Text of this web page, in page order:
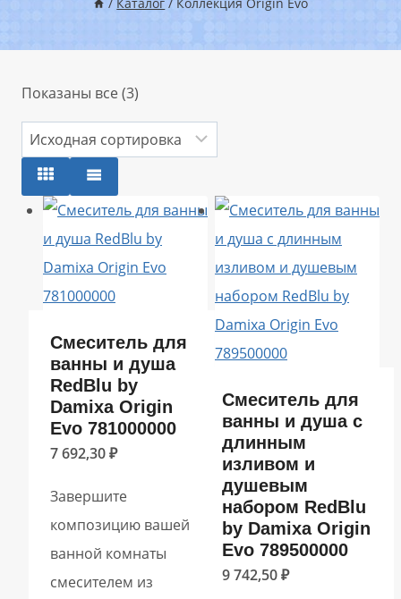
Показаны все (3)
Смеситель для
ванны и душа
RedBlu by
Damixa Origin
Evo 781000000
7 692,30₽
Завершите
композицию вашей
ванной комнаты
смесителем из
Смеситель для
ванны и душа с
длинным
изливом и
душевым
набором RedBlu
by Damixa Origin
Evo 789500000
9 742,50₽